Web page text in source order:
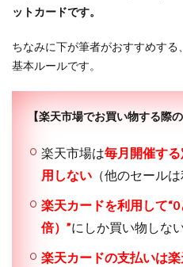
ットカードです。
ちなみに下が筆者がおすすめす
基本ルールです。
【楽天市場でお買い物する際
楽天市場は毎月開催す
用しない （他のセール
楽天カードを利用して
倍）”にしか買い物しな
楽天カードの支払いは